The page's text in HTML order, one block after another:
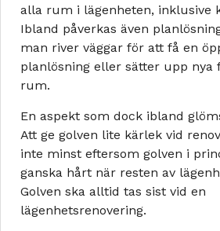
alla rum i lägenheten, inklusive
Ibland påverkas även
man river väggar för att få en
planlösning eller sätter upp nya
rum.
En aspekt som dock ibland
Att ge golven lite kärlek vid
inte minst eftersom golven i
ganska hårt när resten av
Golven ska alltid tas sist vid en
lägenhetsrenovering.